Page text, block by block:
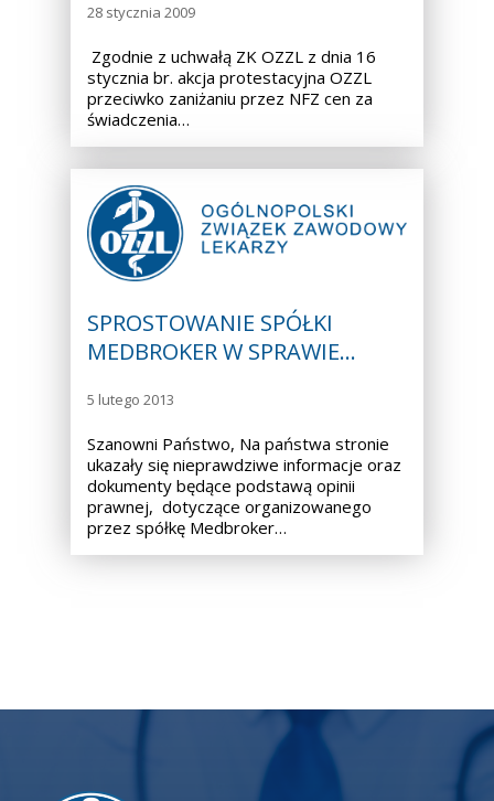
28 stycznia 2009
Zgodnie z uchwałą ZK OZZL z dnia 16
stycznia br. akcja protestacyjna OZZL
przeciwko zaniżaniu przez NFZ cen za
świadczenia…
SPROSTOWANIE SPÓŁKI
MEDBROKER W SPRAWIE…
5 lutego 2013
Szanowni Państwo, Na państwa stronie
ukazały się nieprawdziwe informacje oraz
dokumenty będące podstawą opinii
prawnej, dotyczące organizowanego
przez spółkę Medbroker…